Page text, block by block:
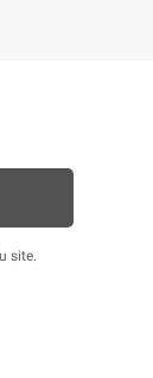
site.